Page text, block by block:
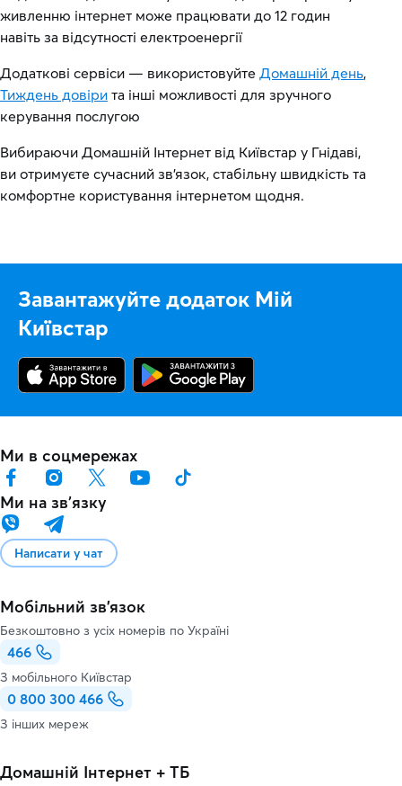
живленню інтернет може працювати до 12 годин
навіть за відсутності електроенергії
Додаткові сервіси — використовуйте Домашній день,
Тиждень довіри та інші можливості для зручного
керування послугою
Вибираючи Домашній Інтернет від Київстар у Гнідаві,
ви отримуєте сучасний зв’язок, стабільну швидкість та
комфортне користування інтернетом щодня.
Завантажуйте додаток Мій
Київстар
Ми в соцмережах
Ми на звʼязку
Написати у чат
Мобільний зв'язок
Безкоштовно з усіх номерів по Україні
466
З мобільного Київстар
0 800 300 466
З інших мереж
Домашній Інтернет + ТБ